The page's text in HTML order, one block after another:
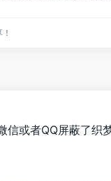
信或者QQ屏蔽了